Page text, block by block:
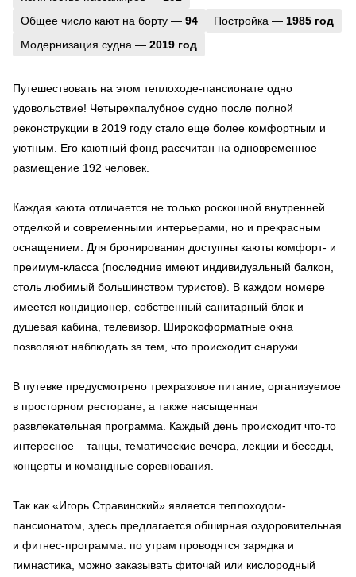
Общее число кают на борту — 94 Постройка — 1985 год
Модернизация судна — 2019 год
Путешествовать на этом теплоходе-пансионате одно
удовольствие! Четырехпалубное судно после полной
реконструкции в 2019 году стало еще более комфортным и
уютным. Его каютный фонд рассчитан на одновременное
размещение 192 человек.
Каждая каюта отличается не только роскошной внутренней
отделкой и современными интерьерами, но и прекрасным
оснащением. Для бронирования доступны каюты комфорт- и
преимум-класса (последние имеют индивидуальный балкон,
столь любимый большинством туристов). В каждом номере
имеется кондиционер, собственный санитарный блок и
душевая кабина, телевизор. Широкоформатные окна
позволяют наблюдать за тем, что происходит снаружи.
В путевке предусмотрено трехразовое питание, организуемое
в просторном ресторане, а также насыщенная
развлекательная программа. Каждый день происходит что-то
интересное – танцы, тематические вечера, лекции и беседы,
концерты и командные соревнования.
Так как «Игорь Стравинский» является теплоходом-
пансионатом, здесь предлагается обширная оздоровительная
и фитнес-программа: по утрам проводятся зарядка и
гимнастика, можно заказывать фиточай или кислородный